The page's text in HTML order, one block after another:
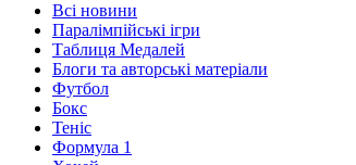
Всі новини
Паралімпійські ігри
Таблиця Медалей
Блоги та авторські матеріали
Футбол
Бокс
Теніс
Формула 1